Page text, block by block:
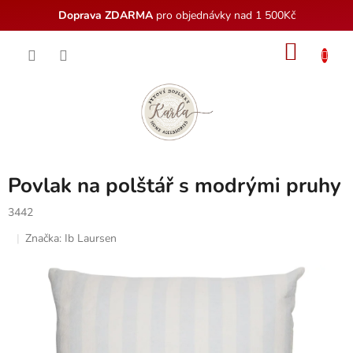
Doprava ZDARMApro objednávky nad 1 500Kč
Povlak na polštář s modrými pruhy
3442
Značka: Ib Laursen